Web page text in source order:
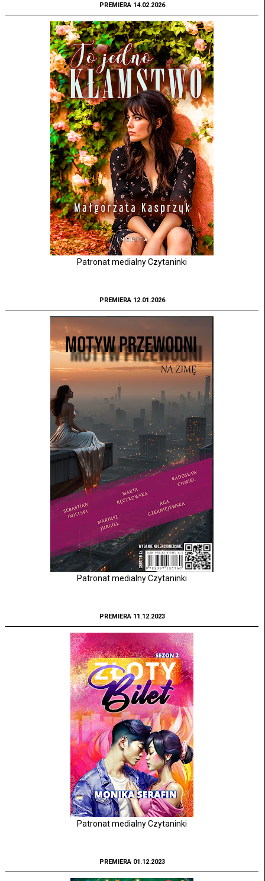
PREMIERA 14.02.2026
Patronat medialny Czytaninki
PREMIERA 12.01.2026
Patronat medialny Czytaninki
PREMIERA 11.12.2023
Patronat medialny Czytaninki
PREMIERA 01.12.2023